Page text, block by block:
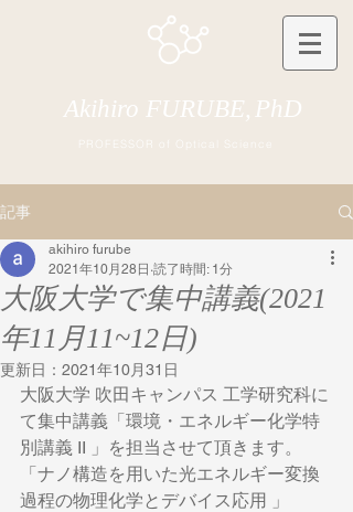
Akihiro FURUBE, PhD
PROFESSOR of Optical Science
記事
大阪大学で集中講義(2021
年11月11~12日)
akihiro furube
2021年10月28日 読了時間: 1分
更新日： 2021年10月31日
大阪大学 吹田キャンパス 工学研究科に
て集中講義「環境・エネルギー化学特
別講義 II 」を担当させて頂きます。
「ナノ構造を用いた光エネルギー変換
過程の物理化学とデバイス応用 」